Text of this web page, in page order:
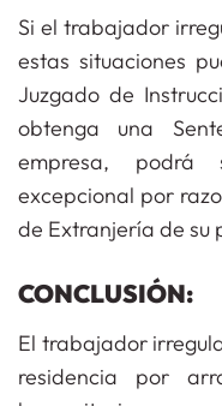
Si el trabajador
estas situaciones
Juzgado de
obtenga una
empresa, podrá
excepcional por
de Extranjería de su
CONCLUSIÓN:
El trabajador
residencia por